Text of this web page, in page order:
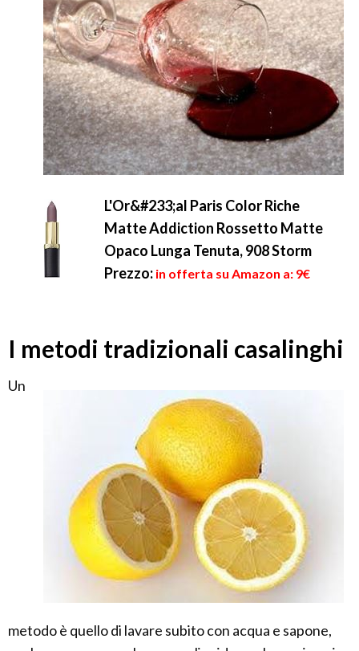
L'Or&#233;al Paris Color Riche
Matte Addiction Rossetto Matte
Opaco Lunga Tenuta, 908 Storm
Prezzo: in offerta su Amazon a: 9€
I metodi tradizionali casalinghi
Un
metodo è quello di lavare subito con acqua e sapone,